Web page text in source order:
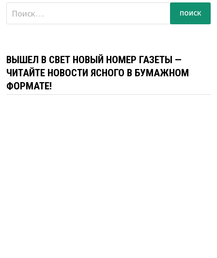
Найти:
ВЫШЕЛ В СВЕТ НОВЫЙ НОМЕР ГАЗЕТЫ —
ЧИТАЙТЕ НОВОСТИ ЯСНОГО В БУМАЖНОМ
ФОРМАТЕ!